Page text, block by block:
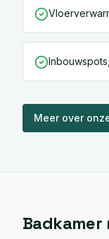
Meer over
Badkamer